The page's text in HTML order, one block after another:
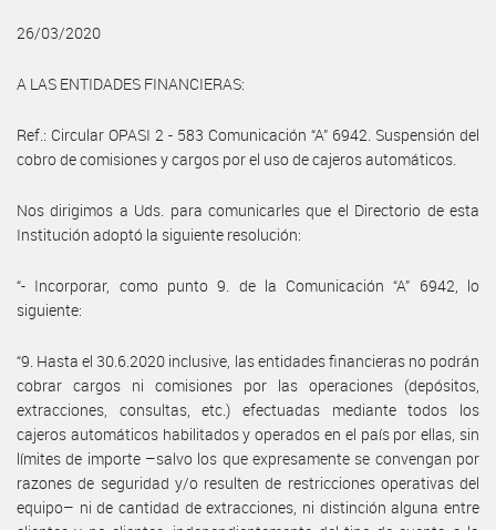
26/03/2020
A LAS ENTIDADES FINANCIERAS:
Ref.: Circular OPASI 2 - 583 Comunicación “A” 6942. Suspensión del
cobro de comisiones y cargos por el uso de cajeros automáticos.
Nos dirigimos a Uds. para comunicarles que el Directorio de esta
Institución adoptó la siguiente resolución:
“- Incorporar, como punto 9. de la Comunicación “A” 6942, lo
siguiente:
“9. Hasta el 30.6.2020 inclusive, las entidades financieras no podrán
cobrar cargos ni comisiones por las operaciones (depósitos,
extracciones, consultas, etc.) efectuadas mediante todos los
cajeros automáticos habilitados y operados en el país por ellas, sin
límites de importe –salvo los que expresamente se convengan por
razones de seguridad y/o resulten de restricciones operativas del
equipo– ni de cantidad de extracciones, ni distinción alguna entre